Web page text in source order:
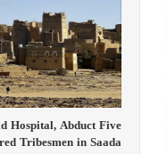
Hospital, Abduct Five
Tribesmen in Saada